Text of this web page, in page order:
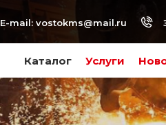
Каталог Услуги
E-mail: vostokms@mail.ru